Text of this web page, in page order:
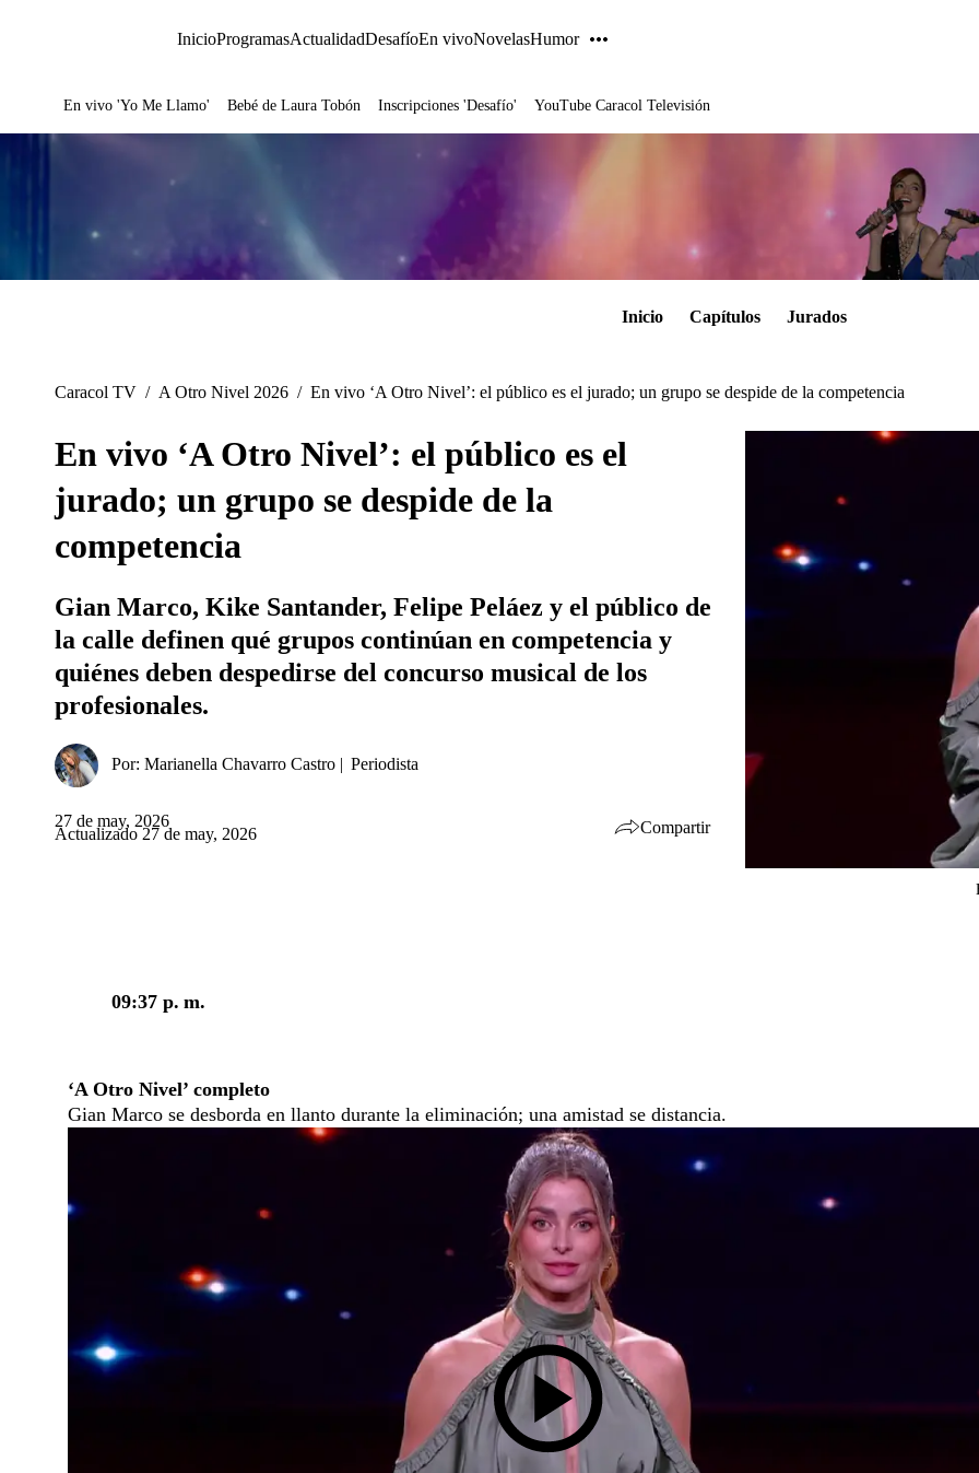
InicioProgramasActualidadDesafíoEn vivoNovelasHumor
Juegos
En vivo 'Yo Me Llamo' Bebé de Laura Tobón Inscripciones 'Desafío' YouTube Caracol Televisión
Inicio Capítulos Jurados
Caracol TV / A Otro Nivel 2026 / En vivo ‘A Otro Nivel’: el público es el jurado; un grupo se despide de la competencia
En vivo ‘A Otro Nivel’: el público es el
jurado; un grupo se despide de la
competencia
Gian Marco, Kike Santander, Felipe Peláez y el público de
la calle definen qué grupos continúan en competencia y
quiénes deben despedirse del concurso musical de los
profesionales.
Por: Marianella Chavarro Castro Periodista
27 de may, 2026
Actualizado 27 de may, 2026 Compartir
09:37 p. m.
‘A Otro Nivel’ completo
Gian Marco se desborda en llanto durante la eliminación; una amistad se distancia.